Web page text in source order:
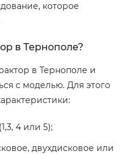
которое
в Тернополе?
в Тернополе и
с моделью. Для этого
4 или 5);
двухдисковое или